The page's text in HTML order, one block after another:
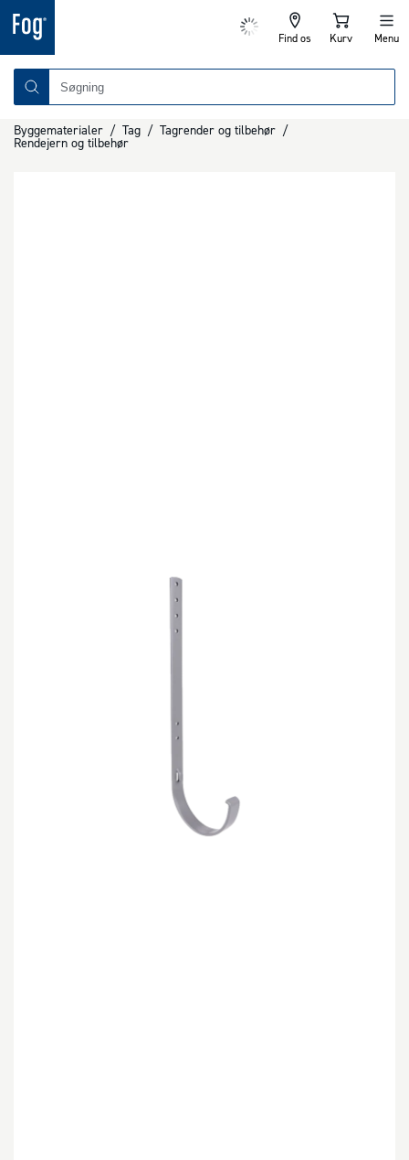
Find os Kurv Menu
Byggematerialer / Tag / Tagrender og tilbehør /
Rendejern og tilbehør